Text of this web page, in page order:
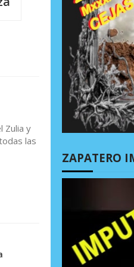
Zulia y
las
ZAPATERO